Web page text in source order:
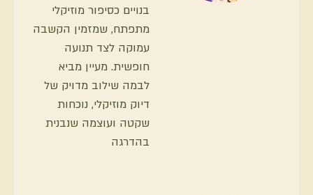
בנויים כסיפור מוזיקלי
מתפתח, שמזמין הקשבה
עמוקה לצד תנועה
חופשית. מעיין מביא
לבמה שילוב מדויק של
דיוק מוזיקלי, נוכחות
שקטה ועוצמה שנבנית
בהדרגה